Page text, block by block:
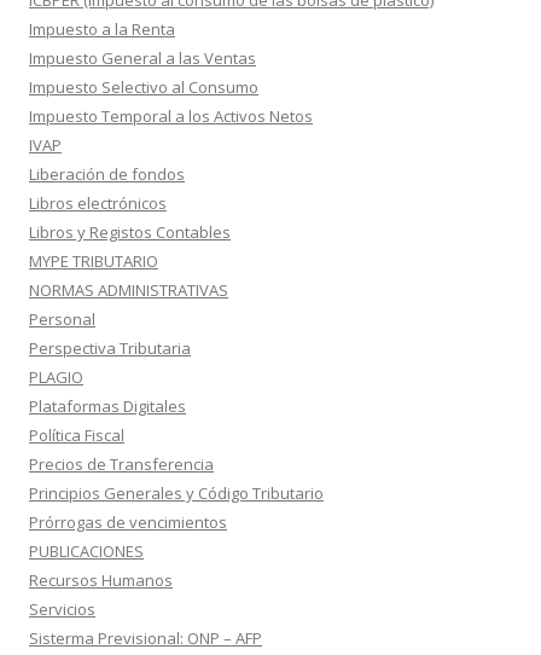
Impuesto a la Renta
Impuesto General a las Ventas
Impuesto Selectivo al Consumo
Impuesto Temporal a los Activos Netos
IVAP
Liberación de fondos
Libros electrónicos
Libros y Registos Contables
MYPE TRIBUTARIO
NORMAS ADMINISTRATIVAS
Personal
Perspectiva Tributaria
PLAGIO
Plataformas Digitales
Política Fiscal
Precios de Transferencia
Principios Generales y Código Tributario
Prórrogas de vencimientos
PUBLICACIONES
Recursos Humanos
Servicios
Sisterma Previsional: ONP – AFP